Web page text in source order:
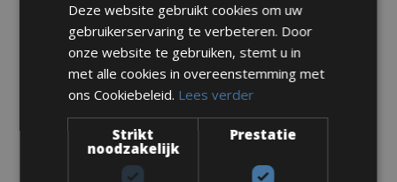
Maten: verkrijgbaar in alle maten
Van € 285 voor 3 dagen
Accessoires
Deze website gebruikt cookies om uw
gebruikerservaring te verbeteren. Door
onze website te gebruiken, stemt u in
met alle cookies in overeenstemming met
ons Cookiebeleid. Lees verder
Strikt
noodzakelijk
Prestatie